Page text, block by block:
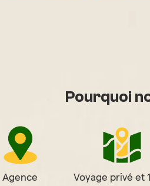
Pourquoi
Agence
Voyage privé et